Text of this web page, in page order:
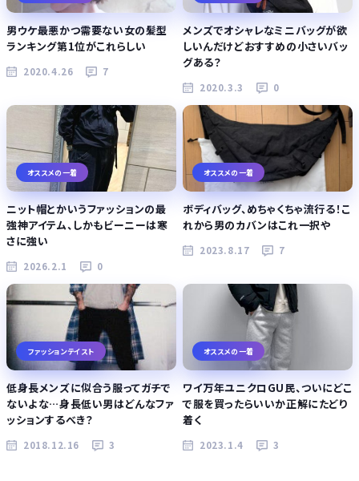
男ウケ最悪かつ需要ない女の髪型
ランキング第1位がこれらしい
2020.4.26 7
メンズでオシャレなミニバッグが欲
しいんだけどおすすめの小さいバッ
グある？
2020.3.3 0
オススメの一着
ニット帽とかいうファッションの最
強神アイテム、しかもビーニーは寒
さに強い
2026.2.1 0
オススメの一着
ボディバッグ、めちゃくちゃ流行る！こ
れから男のカバンはこれ一択や
2023.8.17 7
ファッションテイスト
低身長メンズに似合う服ってガチで
ないよな…身長低い男はどんなファ
ッションするべき？
2018.12.16 3
オススメの一着
ワイ万年ユニクロGU民、ついにどこ
で服を買ったらいいか正解にたどり
着く
2023.1.4 3